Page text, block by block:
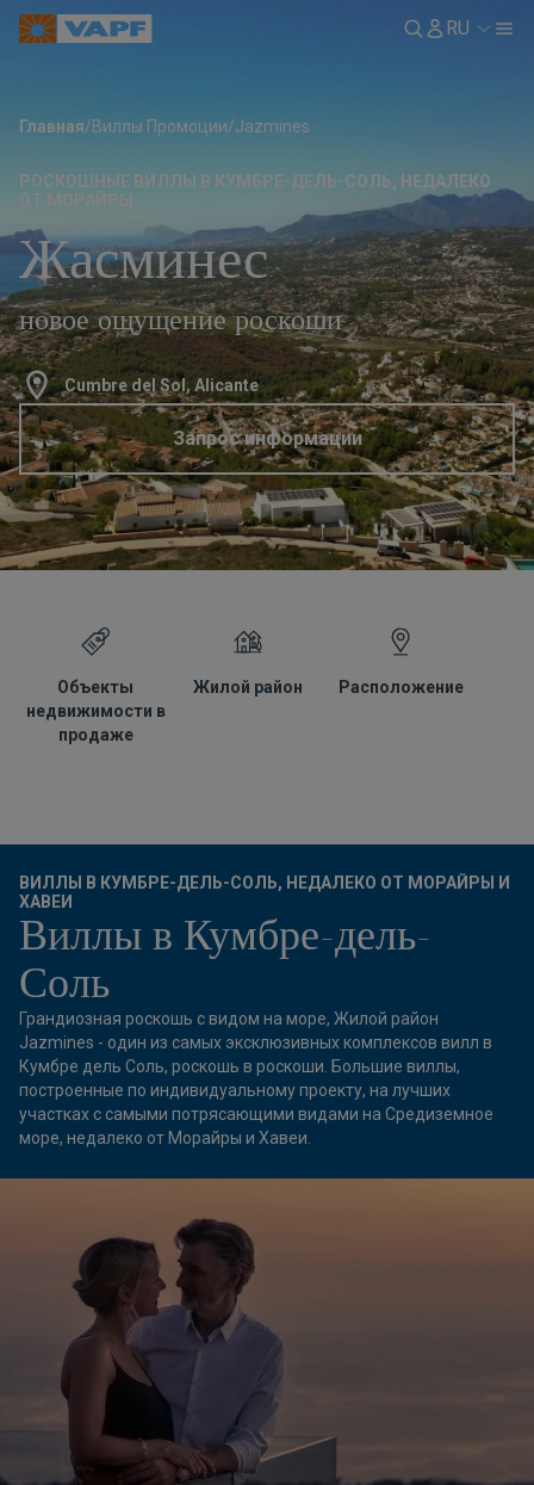
RU
Главная/Виллы Промоции/Jazmines
РОСКОШНЫЕ ВИЛЛЫ В КУМБРЕ-ДЕЛЬ-СОЛЬ, НЕДАЛЕКО
ОТ МОРАЙРЫ
Жасминес
новое ощущение роскоши
Cumbre del Sol, Alicante
Запрос информации
Объекты
недвижимости в
продаже
Жилой район Расположение
ВИЛЛЫ В КУМБРЕ-ДЕЛЬ-СОЛЬ, НЕДАЛЕКО ОТ МОРАЙРЫ И
ХАВЕИ
Виллы в Кумбре-дель-
Соль
Грандиозная роскошь с видом на море, Жилой район
Jazmines - один из самых эксклюзивных комплексов вилл в
Кумбре дель Соль, роскошь в роскоши. Большие виллы,
построенные по индивидуальному проекту, на лучших
участках с самыми потрясающими видами на Средиземное
море, недалеко от Морайры и Хавеи.